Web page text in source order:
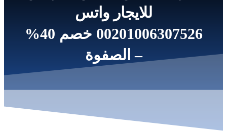
للايجار واتس
00201006307526 خصم 40%
– الصفوة